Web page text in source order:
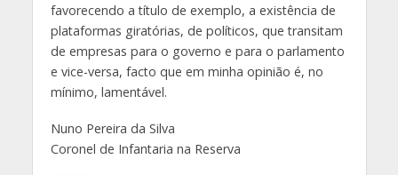
favorecendo a título de exemplo, a existência de
plataformas giratórias, de políticos, que transitam
de empresas para o governo e para o parlamento
e vice-versa, facto que em minha opinião é, no
mínimo, lamentável.
Nuno Pereira da Silva
Coronel de Infantaria na Reserva